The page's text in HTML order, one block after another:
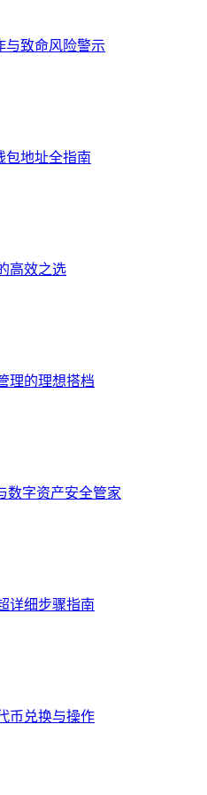
与致命风险警示
包地址全指南
高效之选
理的理想搭档
数字资产安全管家
详细步骤指南
币兑换与操作